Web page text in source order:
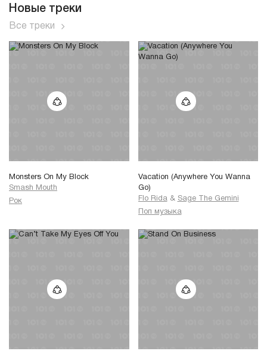
Новые треки
Все треки
Monsters On My Block
Smash Mouth
Рок
Vacation (Anywhere You Wanna
Go)
Flo Rida & Sage The Gemini
Поп музыка